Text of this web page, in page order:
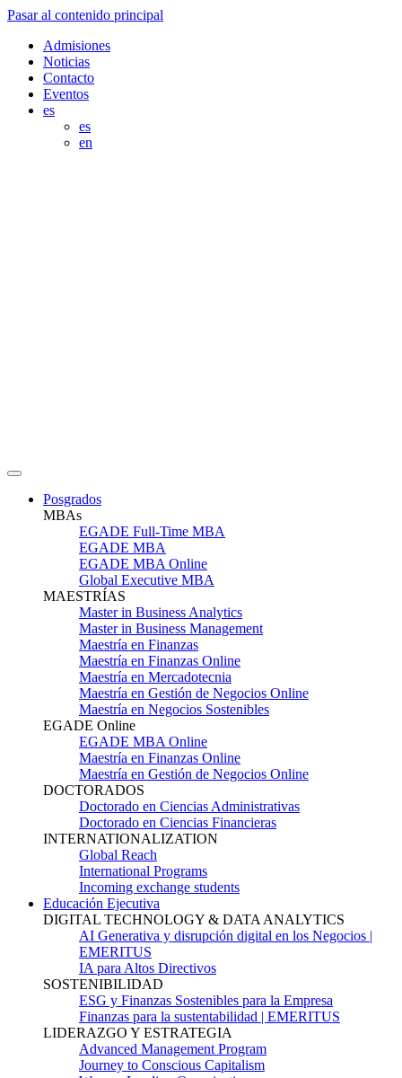
Pasar al contenido principal
Admisiones
Noticias
Contacto
Eventos
es
es
en
Posgrados
MBAs
EGADE Full-Time MBA
EGADE MBA
EGADE MBA Online
Global Executive MBA
MAESTRÍAS
Master in Business Analytics
Master in Business Management
Maestría en Finanzas
Maestría en Finanzas Online
Maestría en Mercadotecnia
Maestría en Gestión de Negocios Online
Maestría en Negocios Sostenibles
EGADE Online
EGADE MBA Online
Maestría en Finanzas Online
Maestría en Gestión de Negocios Online
DOCTORADOS
Doctorado en Ciencias Administrativas
Doctorado en Ciencias Financieras
INTERNATIONALIZATION
Global Reach
International Programs
Incoming exchange students
Educación Ejecutiva
DIGITAL TECHNOLOGY & DATA ANALYTICS
AI Generativa y disrupción digital en los Negocios |
EMERITUS
IA para Altos Directivos
SOSTENIBILIDAD
ESG y Finanzas Sostenibles para la Empresa
Finanzas para la sustentabilidad | EMERITUS
LIDERAZGO Y ESTRATEGIA
Advanced Management Program
Journey to Conscious Capitalism